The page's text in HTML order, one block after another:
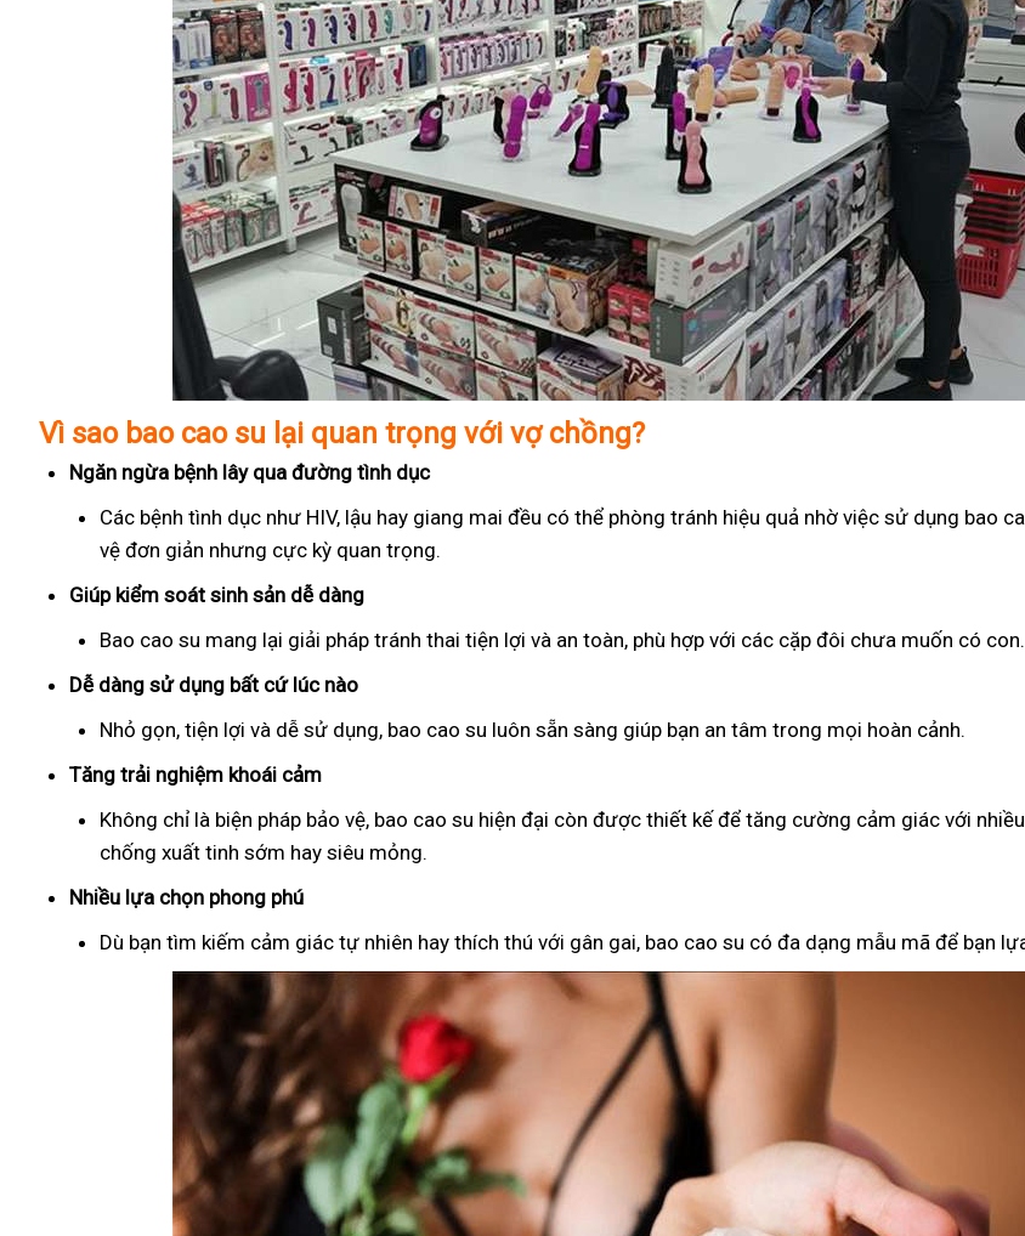
Vì sao bao cao su lại quan trọng với vợ chồng?
Ngăn ngừa bệnh lây qua đường tình dục
Các bệnh tình dục như HIV, lậu hay giang mai đều có thể phòng tránh hiệu quả nhờ việc sử dụng bao
vệ đơn giản nhưng cực kỳ quan trọng.
Giúp kiểm soát sinh sản dễ dàng
Bao cao su mang lại giải pháp tránh thai tiện lợi và an toàn, phù hợp với các cặp đôi chưa muốn có con.
Dễ dàng sử dụng bất cứ lúc nào
Nhỏ gọn, tiện lợi và dễ sử dụng, bao cao su luôn sẵn sàng giúp bạn an tâm trong mọi hoàn cảnh.
Tăng trải nghiệm khoái cảm
Không chỉ là biện pháp bảo vệ, bao cao su hiện đại còn được thiết kế để tăng cường cảm giác với
chống xuất tinh sớm hay siêu mỏng.
Nhiều lựa chọn phong phú
Dù bạn tìm kiếm cảm giác tự nhiên hay thích thú với gân gai, bao cao su có đa dạng mẫu mã để bạn